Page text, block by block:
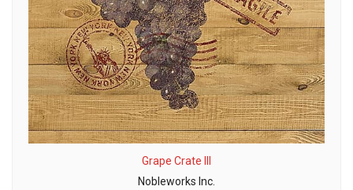
Grape Crate III
Nobleworks Inc.